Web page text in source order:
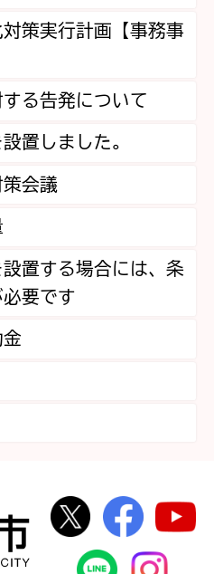
策実行計画【事務事
る告発について
置しました。
会議
置する場合には、条
要です
桜川市
桜川市公式
桜川
桜川市公